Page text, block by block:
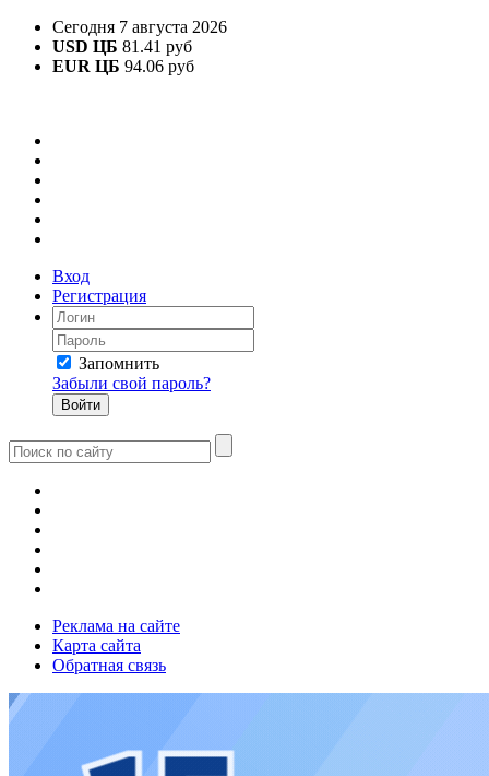
Сегодня 7 августа 2026
USD ЦБ 81.41 руб
EUR ЦБ 94.06 руб
Вход
Регистрация
Запомнить
Забыли свой пароль?
Реклама на сайте
Карта сайта
Обратная связь